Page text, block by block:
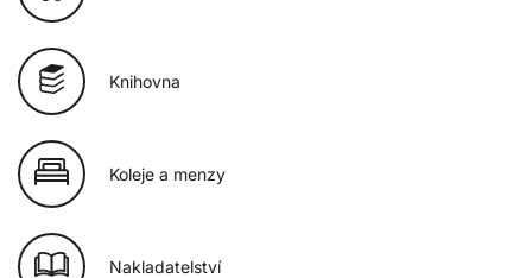
Knihovna
Koleje a menzy
Nakladatelství